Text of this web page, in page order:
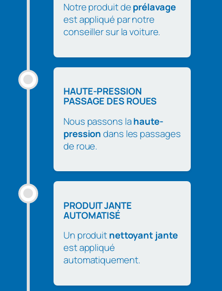
Notre produit deprélavage
est appliqué par notre
conseiller sur la voiture.
HAUTE-PRESSION
PASSAGE DES ROUES
Nous passons lahaute-
pressiondans les passages
de roue.
PRODUIT JANTE
AUTOMATISÉ
Un produitnettoyant jante
est appliqué
automatiquement.